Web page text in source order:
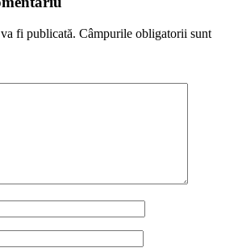
fi publicată. Câmpurile obligatorii sunt